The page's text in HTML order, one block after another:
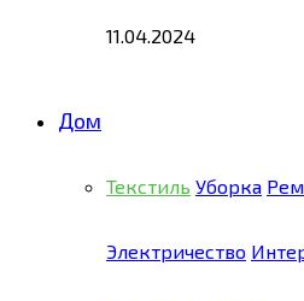
11.04.2024
Дом
Текстиль Уборка
Электричество